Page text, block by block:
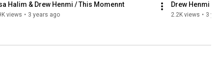
Halim & Drew Henmi / This Momennt
views • 3 years ago
Drew Henmi &
2.2K views • 3